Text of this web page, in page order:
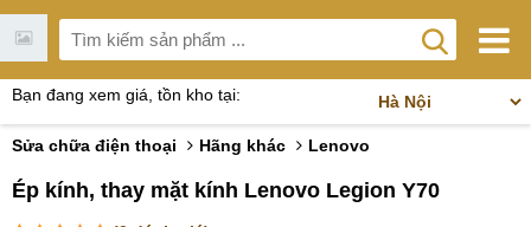
Bạn đang xem giá, tồn kho tại:
Sửa chữa điện thoại Hãng khác Lenovo
Ép kính, thay mặt kính Lenovo Legion Y70